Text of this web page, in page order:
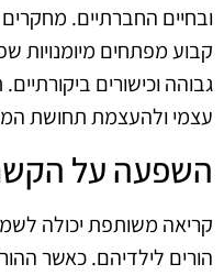
ובחיים החברתיים.
קבוע מפתחים מיומנויות
גבוהה וכישורים
עצמי ולהעצמת תחושת
השפעה על
קריאה משותפת יכולה
הורים לילדיהם. כאשר